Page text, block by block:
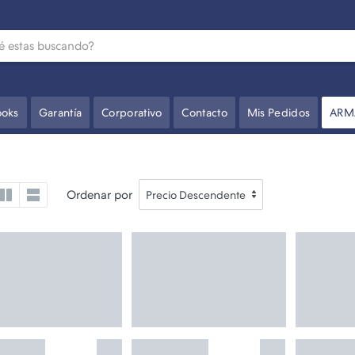
Garantía Corporativo Contacto Mis Pedidos
Ordenar por